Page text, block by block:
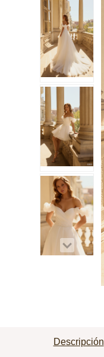
Descripción